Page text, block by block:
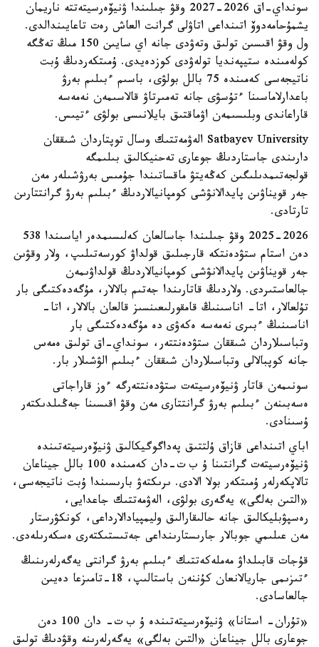
سونداي-اق 2026-2027 وقۋ جىلىندا ۋنيۆەرسيتەتتە ناريمان
يشمۇحامەدوۆ اتىنداعى اتاۋلى گرانت العاش رەت تاعايىندالدى.
ول وقۋ اقىسىن تولىق وتەۋدى جانە اي سايىن 150 مىڭ تەڭگە
كولەمىندە ستيپەنديا تولەۋدى كوزدەيدى. ۇمىتكەردىڭ ۇبت
ناتيجەسى كەمىندە 75 بالل بولۋى، باسىم ءبىلىم بەرۋ
باعدارلاماسىنا ءتۇسۋى جانە تەمىرتاۋ قالاسىمەن نەمەسە
قاراعاندى وبلىسىمەن اۋماقتىق بايلانىسى بولۋى ءتيىس.
Satbayev University الەۋمەتتىك وسال توپتاردان شىققان
دارىندى جاستاردىڭ جوعارى تەحنيكالىق بىلىمگە
قولجەتىمدىلىگىن كەڭەيتۋ ماقساتىندا جۇمىس بەرۋشىلەر مەن
جەر قويناۋىن پايدالانۋشى كومپانيالاردىڭ ءبىلىم بەرۋ گرانتتارىن
تارتادى.
2025-2026 وقۋ جىلىندا جاسالعان كەلىسىمدەر اياسىندا 538
دەن استام ستۋدەنتكە قارجىلىق قولداۋ كورسەتىلىپ، ولار وقۋىن
جەر قويناۋىن پايدالانۋشى كومپانيالاردىڭ قولداۋىمەن
جالعاستىردى. ولاردىڭ قاتارىندا جەتىم بالالار، مۇگەدەكتىگى بار
تۇلعالار، اتا- اناسىنىڭ قامقورلىعىنسىز قالعان بالالار، اتا-
اناسىنىڭ ءبىرى نەمەسە ەكەۋى دە مۇگەدەكتىگى بار
وتباسىلاردان شىققان ستۋدەنتتەر، سونداي-اق تولىق ەمەس
جانە كوپبالالى وتباسىلاردان شىققان ءبىلىم الۋشىلار بار.
سونىمەن قاتار ۋنيۆەرسيتەت ستۋدەنتتەرگە ءوز قاراجاتى
ەسەبىنەن ءبىلىم بەرۋ گرانتتارى مەن وقۋ اقىسىنا جەڭىلدىكتەر
ۇسىنادى.
اباي اتىنداعى قازاق ۇلتتىق پەداگوگيكالىق ۋنيۆەرسيتەتىندە
ۋنيۆەرسيتەت گرانتىنا ۇ ب ت-دان كەمىندە 100 بالل جيناعان
تالاپكەرلەر ۇمىتكەر بولا الادى. ىرىكتەۋ بارىسىندا ۇبت ناتيجەسى،
«التىن بەلگى» يەگەرى بولۋى، الەۋمەتتىك جاعدايى،
رەسپۋبليكالىق جانە حالىقارالىق وليمپيادالارداعى، كونكۋرستار
مەن عىلىمي جوبالار جارىستارىنداعى جەتىستىكتەرى ەسكەرىلەدى.
قۇجات قابىلداۋ مەملەكەتتىك ءبىلىم بەرۋ گرانتى يەگەرلەرىنىڭ
ءتىزىمى جاريالانعان كۇننەن باستالىپ، 18-تامىزعا دەيىن
جالعاسادى.
«تۇران- استانا» ۋنيۆەرسيتەتىندە ۇ ب ت- دان 100 دەن
جوعارى بالل جيناعان «التىن بەلگى» يەگەرلەرىنە وقۋدىڭ تولىق